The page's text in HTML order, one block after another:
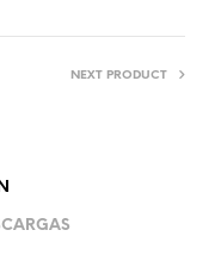
NEXT PRODUCT